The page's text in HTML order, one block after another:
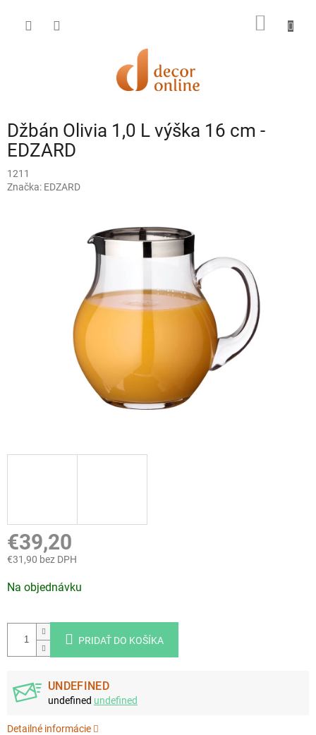
obsah
Džbán Olivia 1,0 L výška 16 cm -
EDZARD
1211
Značka: EDZARD
€39,20
€31,90 bez DPH
cena:
Na objednávku
PRIDAŤ DO KOŠÍKA
UNDEFINED
undefined undefined
Detailné informácie